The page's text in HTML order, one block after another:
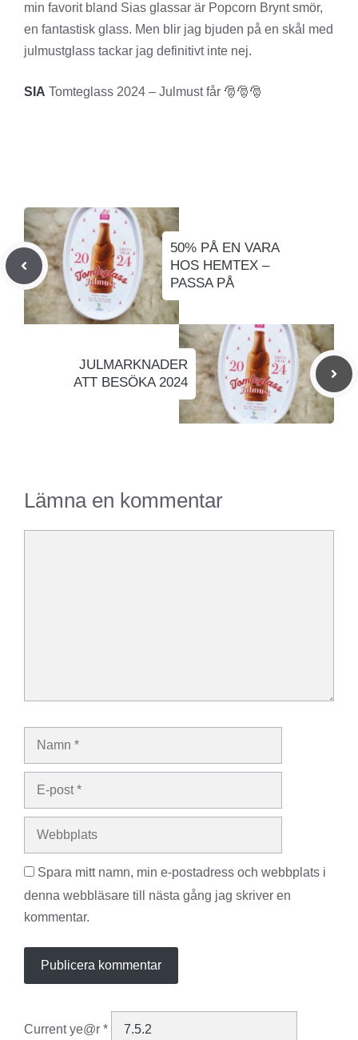
min favorit bland Sias glassar är Popcorn Brynt smör,
en fantastisk glass. Men blir jag bjuden på en skål med
julmustglass tackar jag definitivt inte nej.
SIA Tomteglass 2024 – Julmust får 🎅🎅🎅
50% PÅ EN VARA
HOS HEMTEX –
PASSA PÅ
JULMARKNADER
ATT BESÖKA 2024
Lämna en kommentar
Namn
Spara mitt namn, min e-postadress och webbplats i
denna webbläsare till nästa gång jag skriver en
kommentar.
Current ye@r *